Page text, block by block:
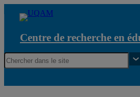
Centre de recherche en